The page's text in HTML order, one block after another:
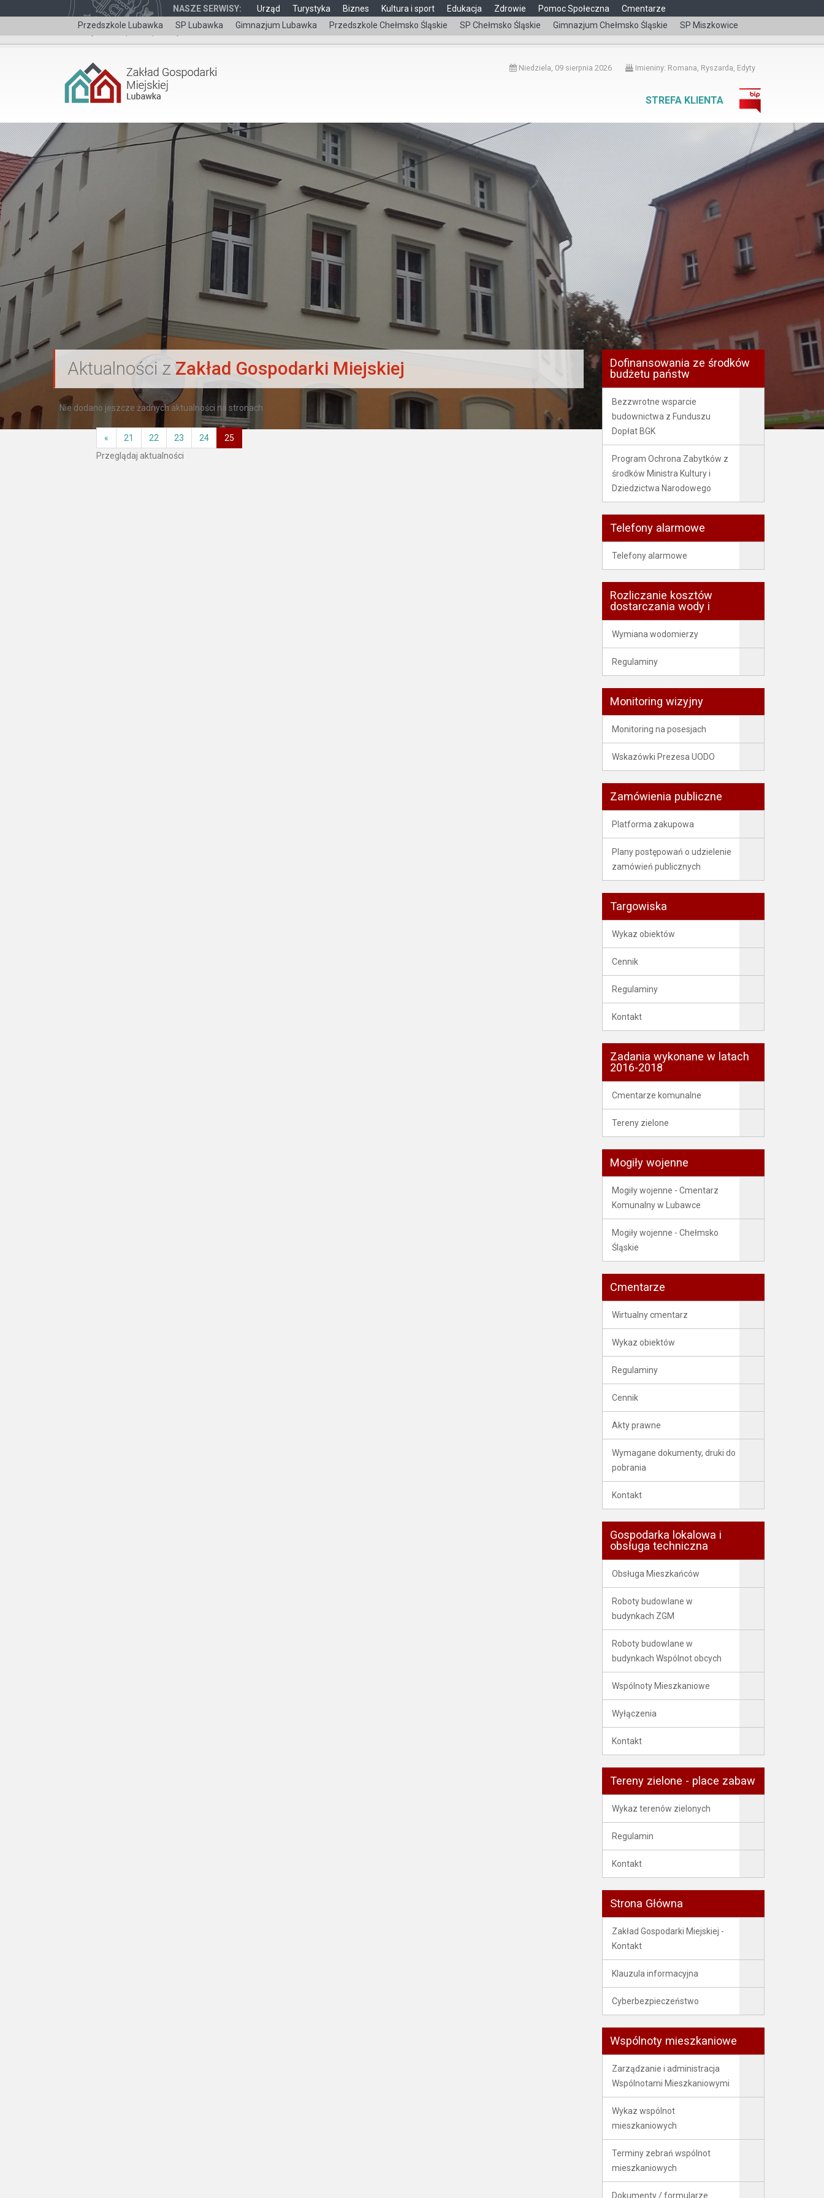
NASZE SERWISY: Urząd Turystyka Biznes Kultura i sport
Edukacja
Przedszkole Lubawka
SP Lubawka Gimnazjum Lubawka Przedszkole Chełmsko Śląskie SP Chełmsko Śląskie Gimnazjum Chełmsko Śląskie SP Miszkowice
Zdrowie Pomoc Społeczna Cmentarze
Wersja dla niepełnosprawnych čeština
Niedziela, 09 sierpnia 2026 Imieniny: Romana, Ryszarda, Edyty
STREFA KLIENTA
Aktualności z Zakład Gospodarki Miejskiej
Nie dodano jeszcze żadnych aktualności na stronach
« 21 22 23 24
25
Przeglądaj aktualności
Dofinansowania ze środków
budżetu państw
Bezzwrotne wsparcie
budownictwa z Funduszu
Dopłat BGK
Program Ochrona Zabytków z
środków Ministra Kultury i
Dziedzictwa Narodowego
Telefony alarmowe
Telefony alarmowe
Rozliczanie kosztów
dostarczania wody i
Wymiana wodomierzy
Regulaminy
Monitoring wizyjny
Monitoring na posesjach
Wskazówki Prezesa UODO
Zamówienia publiczne
Platforma zakupowa
Plany postępowań o udzielenie
zamówień publicznych
Targowiska
Wykaz obiektów
Cennik
Regulaminy
Kontakt
Zadania wykonane w latach
2016-2018
Cmentarze komunalne
Tereny zielone
Mogiły wojenne
Mogiły wojenne - Cmentarz
Komunalny w Lubawce
Mogiły wojenne - Chełmsko
Śląskie
Cmentarze
Wirtualny cmentarz
Wykaz obiektów
Regulaminy
Cennik
Akty prawne
Wymagane dokumenty, druki do
pobrania
Kontakt
Gospodarka lokalowa i
obsługa techniczna
Obsługa Mieszkańców
Roboty budowlane w
budynkach ZGM
Roboty budowlane w
budynkach Wspólnot obcych
Wspólnoty Mieszkaniowe
Wyłączenia
Kontakt
Tereny zielone - place zabaw
Wykaz terenów zielonych
Regulamin
Kontakt
Strona Główna
Zakład Gospodarki Miejskiej -
Kontakt
Klauzula informacyjna
Cyberbezpieczeństwo
Wspólnoty mieszkaniowe
Zarządzanie i administracja
Wspólnotami Mieszkaniowymi
Wykaz wspólnot
mieszkaniowych
Terminy zebrań wspólnot
mieszkaniowych
Dokumenty / formularze